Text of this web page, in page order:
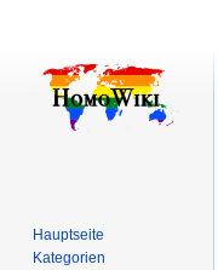
Hauptseite
Kategorien